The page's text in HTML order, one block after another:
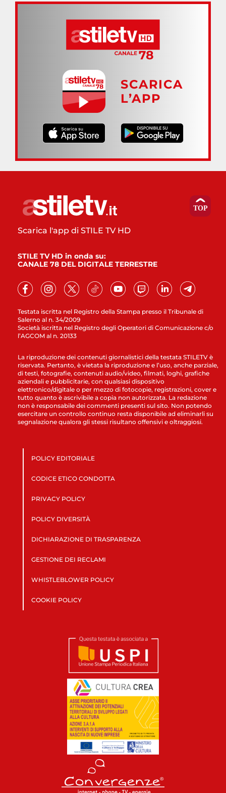
SCARICA
L’APP
Testata iscritta nel Registro della Stampa presso il Tribunale di
Salerno al n. 34/2009
Società iscritta nel Registro degli Operatori di Comunicazione c/o
l’AGCOM al n. 20133
Scarica l'app di STILE TV HD
STILE TV HD in onda su:
CANALE 78 DEL DIGITALE TERRESTRE
La riproduzione dei contenuti giornalistici della testata STILETV è
riservata. Pertanto, è vietata la riproduzione e l’uso, anche parziale,
di testi, fotografie, contenuti audio/video, filmati, loghi, grafiche
aziendali e pubblicitarie, con qualsiasi dispositivo
elettronico/digitale o per mezzo di fotocopie, registrazioni, cover e
tutto quanto è ascrivibile a copia non autorizzata. La redazione
non è responsabile dei commenti presenti sul sito. Non potendo
esercitare un controllo continuo resta disponibile ad eliminarli su
segnalazione qualora gli stessi risultano offensivi e oltraggiosi.
POLICY EDITORIALE
CODICE ETICO CONDOTTA
PRIVACY POLICY
POLICY DIVERSITÀ
DICHIARAZIONE DI TRASPARENZA
GESTIONE DEI RECLAMI
WHISTLEBLOWER POLICY
COOKIE POLICY